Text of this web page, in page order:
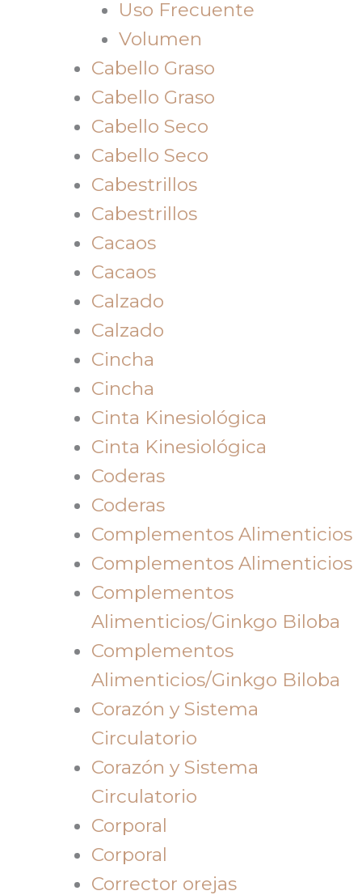
Uso Frecuente
Volumen
Cabello Graso
Cabello Graso
Cabello Seco
Cabello Seco
Cabestrillos
Cabestrillos
Cacaos
Cacaos
Calzado
Calzado
Cincha
Cincha
Cinta Kinesiológica
Cinta Kinesiológica
Coderas
Coderas
Complementos Alimenticios
Complementos Alimenticios
Complementos
Alimenticios/Ginkgo Biloba
Complementos
Alimenticios/Ginkgo Biloba
Corazón y Sistema
Circulatorio
Corazón y Sistema
Circulatorio
Corporal
Corporal
Corrector orejas